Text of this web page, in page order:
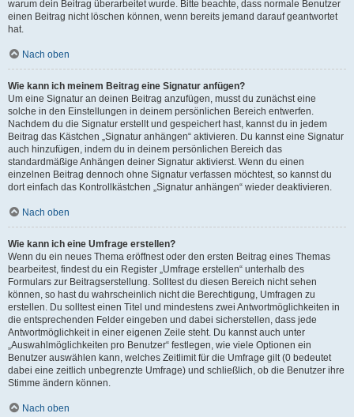
warum dein Beitrag überarbeitet wurde. Bitte beachte, dass normale Benutzer
einen Beitrag nicht löschen können, wenn bereits jemand darauf geantwortet
hat.
Nach oben
Wie kann ich meinem Beitrag eine Signatur anfügen?
Um eine Signatur an deinen Beitrag anzufügen, musst du zunächst eine
solche in den Einstellungen in deinem persönlichen Bereich entwerfen.
Nachdem du die Signatur erstellt und gespeichert hast, kannst du in jedem
Beitrag das Kästchen „Signatur anhängen“ aktivieren. Du kannst eine Signatur
auch hinzufügen, indem du in deinem persönlichen Bereich das
standardmäßige Anhängen deiner Signatur aktivierst. Wenn du einen
einzelnen Beitrag dennoch ohne Signatur verfassen möchtest, so kannst du
dort einfach das Kontrollkästchen „Signatur anhängen“ wieder deaktivieren.
Nach oben
Wie kann ich eine Umfrage erstellen?
Wenn du ein neues Thema eröffnest oder den ersten Beitrag eines Themas
bearbeitest, findest du ein Register „Umfrage erstellen“ unterhalb des
Formulars zur Beitragserstellung. Solltest du diesen Bereich nicht sehen
können, so hast du wahrscheinlich nicht die Berechtigung, Umfragen zu
erstellen. Du solltest einen Titel und mindestens zwei Antwortmöglichkeiten in
die entsprechenden Felder eingeben und dabei sicherstellen, dass jede
Antwortmöglichkeit in einer eigenen Zeile steht. Du kannst auch unter
„Auswahlmöglichkeiten pro Benutzer“ festlegen, wie viele Optionen ein
Benutzer auswählen kann, welches Zeitlimit für die Umfrage gilt (0 bedeutet
dabei eine zeitlich unbegrenzte Umfrage) und schließlich, ob die Benutzer ihre
Stimme ändern können.
Nach oben